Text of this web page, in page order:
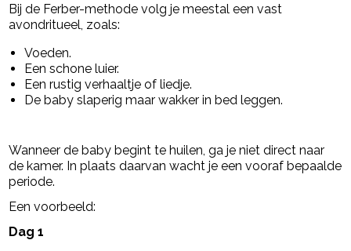
Bij de Ferber-methode volg je meestal een vast
avondritueel, zoals:
Voeden.
Een schone luier.
Een rustig verhaaltje of liedje.
De baby slaperig maar wakker in bed leggen.
Wanneer de baby begint te huilen, ga je niet direct naar
de kamer. In plaats daarvan wacht je een vooraf bepaalde
periode.
Een voorbeeld:
Dag 1